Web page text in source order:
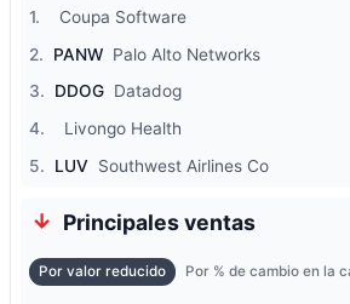
1. Coupa Software
2.
PANW Palo Alto Networks
3.
DDOG Datadog
4.
Livongo Health
5.
LUV Southwest Airlines Co
Principales ventas
Por valor reducido Por % de cambio en la